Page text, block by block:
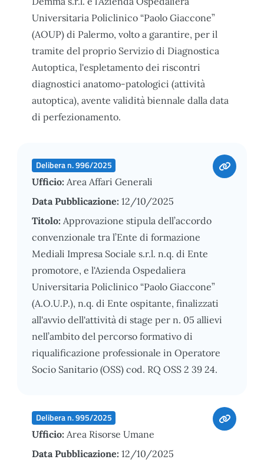
Universitaria Policlinico “Paolo Giaccone”
(AOUP) di Palermo, volto a garantire, per il
tramite del proprio Servizio di Diagnostica
Autoptica, l'espletamento dei riscontri
diagnostici anatomo-patologici (attività
autoptica), avente validità biennale dalla data
di perfezionamento.
Delibera n. 996/2025
Ufficio: Area Affari Generali
Data Pubblicazione: 12/10/2025
Titolo: Approvazione stipula dell’accordo
convenzionale tra l’Ente di formazione
Mediali Impresa Sociale s.r.l. n.q. di Ente
promotore, e l'Azienda Ospedaliera
Universitaria Policlinico “Paolo Giaccone”
(A.O.U.P.), n.q. di Ente ospitante, finalizzati
all'avvio dell'attività di stage per n. 05 allievi
nell’ambito del percorso formativo di
riqualificazione professionale in Operatore
Socio Sanitario (OSS) cod. RQ OSS 2 39 24.
Delibera n. 995/2025
Ufficio: Area Risorse Umane
Data Pubblicazione: 12/10/2025